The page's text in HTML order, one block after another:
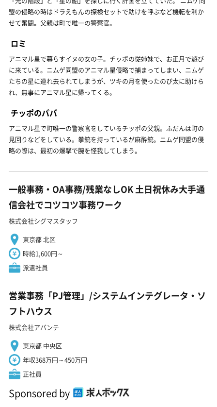
盟の侵略の時はドラえもんの探検セットで助けを呼ぶなど機転を利か
せて奮闘。父親は町で唯一の警察官。
ロミ
アニマル星で暮らすイヌの女の子。チッポの従姉妹で、お正月で遊び
に来ている。ニムゲ同盟のアニマル星侵略で捕まってしまい、ニムゲ
たちの星に連れ去られてしまうが、ツキの月を使ったのび太に助けら
れ、無事にアニマル星に帰ってくる。
チッポのパパ
アニマル星で町唯一の警察官をしているチッポの父親。ふだんは町の
見回りなどをしている。拳銃を持っているが麻酔銃。ニムゲ同盟の侵
略の際は、最初の爆撃で腕を怪我してしまう。
一般事務・OA事務/残業なしOK 土日祝休み大手通
信会社でコツコツ事務ワーク
株式会社シグマスタッフ
東京都 北区
時給1,600円～
派遣社員
営業事務「PJ管理」/システムインテグレータ・ソ
フトハウス
株式会社アバンテ
東京都 中央区
年収368万円～450万円
正社員
Sponsored by